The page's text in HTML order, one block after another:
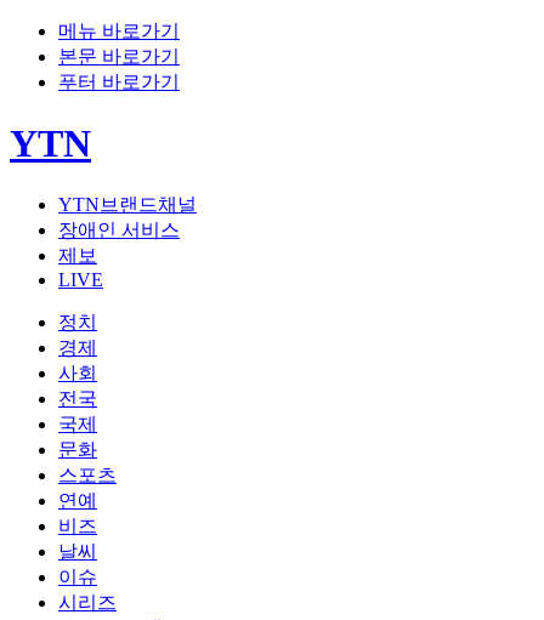
메뉴 바로가기
본문 바로가기
푸터 바로가기
YTN
YTN브랜드채널
장애인 서비스
제보
LIVE
정치
경제
사회
전국
국제
문화
스포츠
연예
비즈
날씨
이슈
시리즈